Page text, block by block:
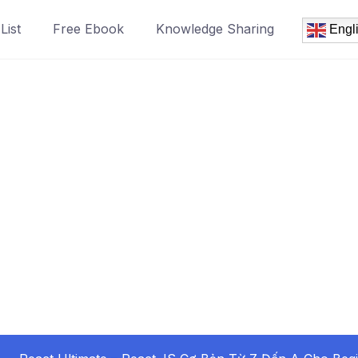
Free Ebook Knowledge Sharing